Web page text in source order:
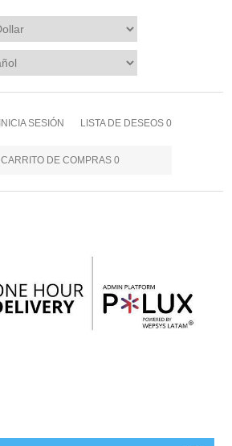
INICIA SESIÓN LISTA DE DESEOS 0
CARRITO DE COMPRAS 0